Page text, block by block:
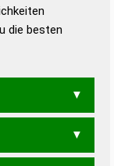
Grammatik
die besten